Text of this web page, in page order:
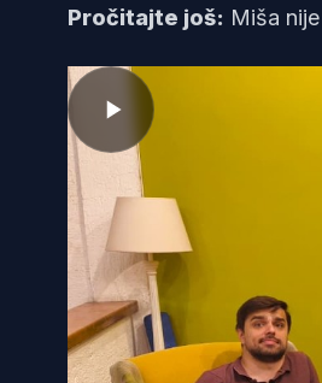
Pročitajte još: Miša